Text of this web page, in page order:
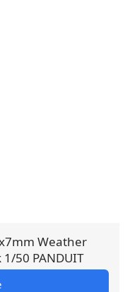
Weather
50 PANDUIT